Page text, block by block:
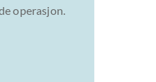
operasjon.